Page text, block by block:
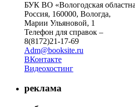
БУК ВО «Вологодская
Россия, 160000, Вологда,
Марии Ульяновой, 1
Телефон для справок –
8(8172)21-17-69
Adm@booksite.ru
ВКонтакте
Видеохостинг
реклама